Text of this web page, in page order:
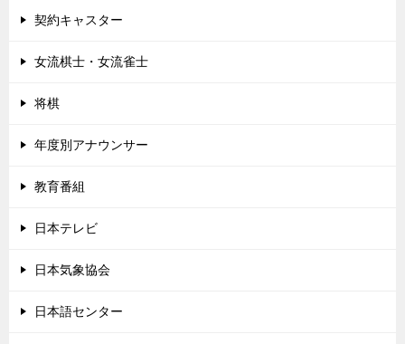
契約キャスター
女流棋士・女流雀士
将棋
年度別アナウンサー
教育番組
日本テレビ
日本気象協会
日本語センター